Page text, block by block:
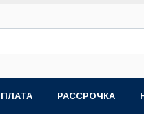
РАССРОЧКА